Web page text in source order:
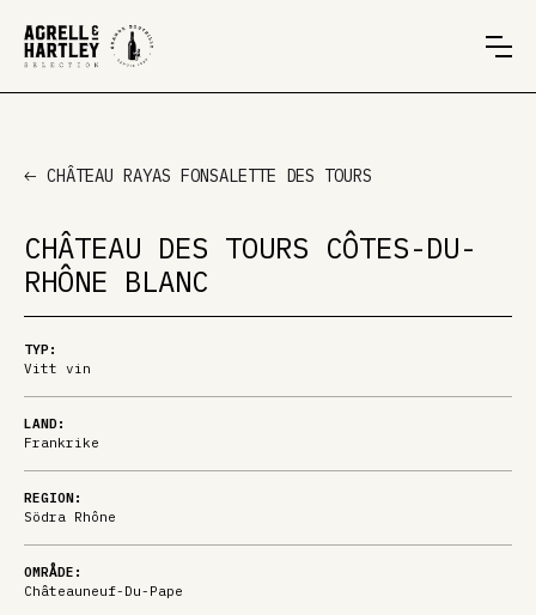
CHÂTEAU RAYAS FONSALETTE DES TOURS
CHÂTEAU DES TOURS CÔTES-DU-
RHÔNE BLANC
TYP:
Vitt vin
LAND:
Frankrike
REGION:
Södra Rhône
OMRÅDE:
Châteauneuf-Du-Pape